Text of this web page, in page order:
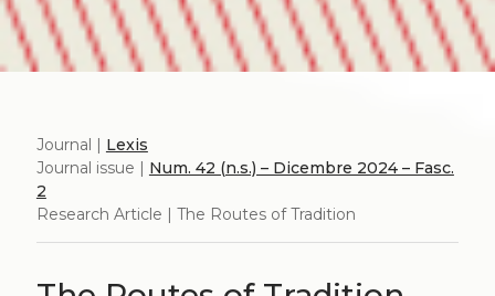
Journal | Lexis
Journal issue | Num. 42 (n.s.) – Dicembre 2024 – Fasc.
2
Research Article | The Routes of Tradition